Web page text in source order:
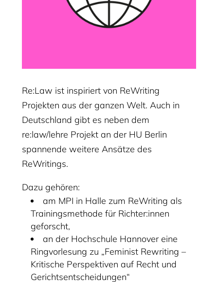
Re:Law ist inspiriert von ReWriting
Projekten aus der ganzen Welt. Auch in
Deutschland gibt es neben dem
re:law/lehre Projekt an der HU Berlin
spannende weitere Ansätze des
ReWritings.
Dazu gehören:
am MPI in Halle zum ReWriting als
Trainingsmethode für Richter:innen
geforscht,
an der Hochschule Hannover eine
Ringvorlesung zu „Feminist Rewriting –
Kritische Perspektiven auf Recht und
Gerichtsentscheidungen“